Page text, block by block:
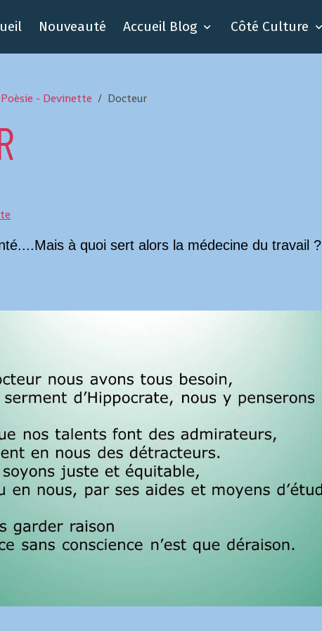
Nouveauté Accueil Blog Côté Culture
Poèsie - Devinette Docteur
à quoi sert alors la médecine du travail ?